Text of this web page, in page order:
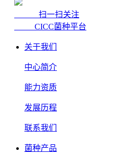
扫一扫关注
CICC菌种平台
关于我们
中心简介
能力资质
发展历程
联系我们
菌种产品